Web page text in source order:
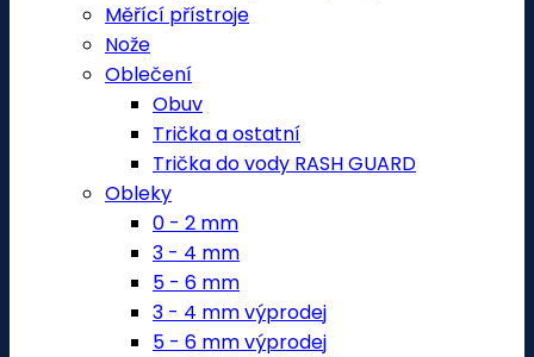
Měřící přístroje
Nože
Oblečení
Obuv
Trička a ostatní
Trička do vody RASH GUARD
Obleky
0 - 2 mm
3 - 4 mm
5 - 6 mm
3 - 4 mm výprodej
5 - 6 mm výprodej